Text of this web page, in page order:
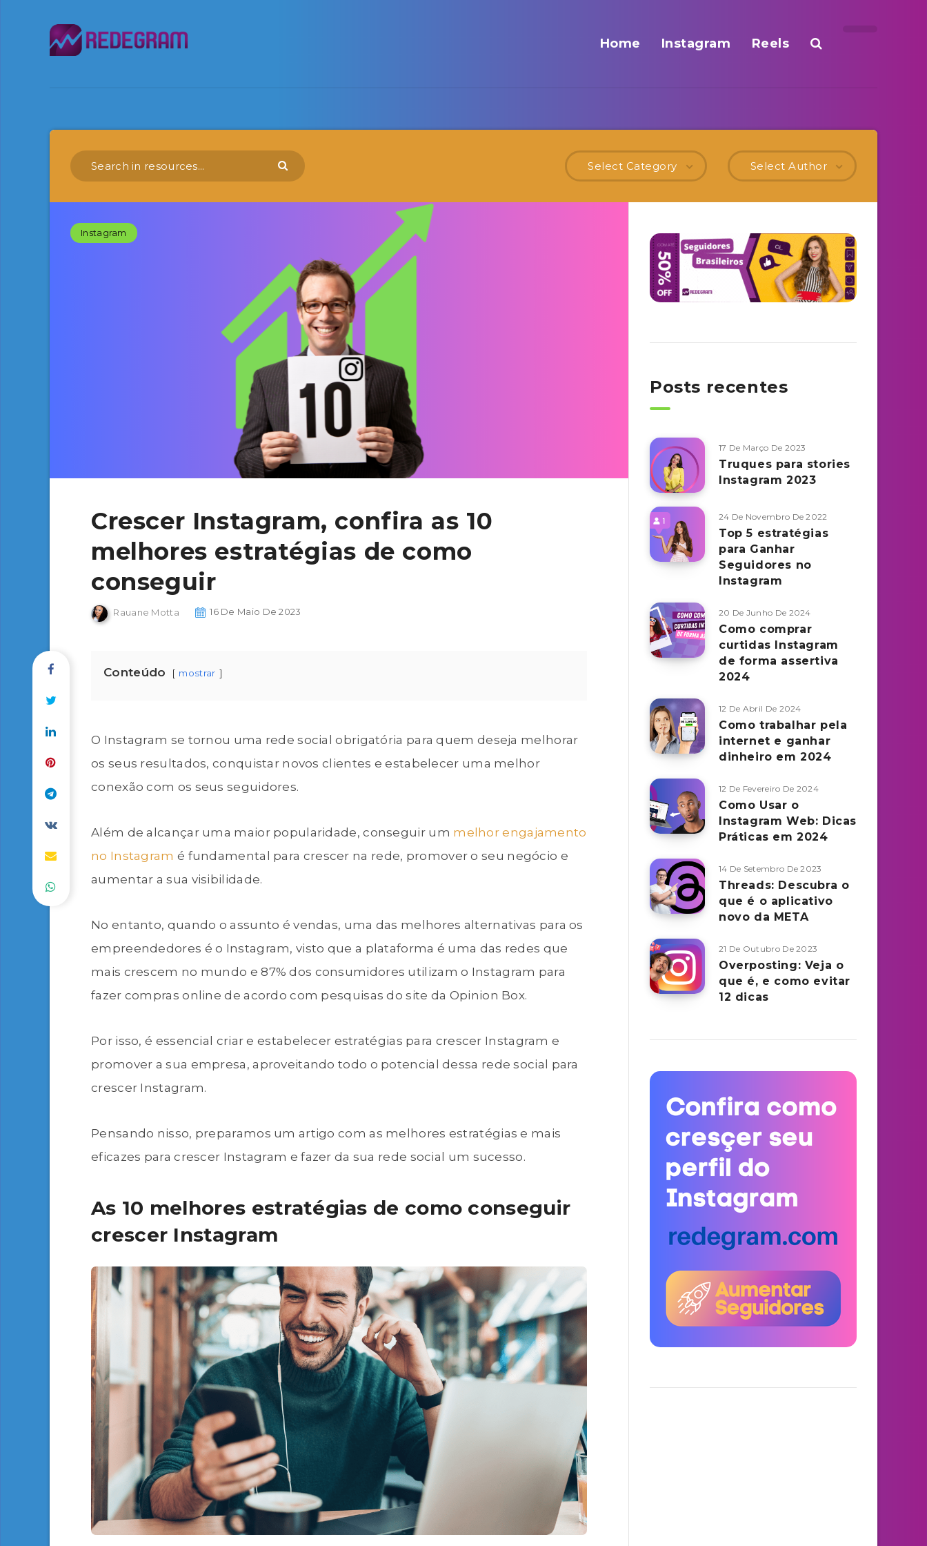
Home Instagram Reels
Select Author
Select Category
Instagram
Crescer Instagram, confira as 10
melhores estratégias de como
conseguir
Rauane Motta 16 De Maio De 2023
Conteúdo mostrar
O Instagram se tornou uma rede social obrigatória para quem deseja melhorar
os seus resultados, conquistar novos clientes e estabelecer uma melhor
conexão com os seus seguidores.
Além de alcançar uma maior popularidade, conseguir um melhor engajamento
no Instagram é fundamental para crescer na rede, promover o seu negócio e
aumentar a sua visibilidade.
No entanto, quando o assunto é vendas, uma das melhores alternativas para os
empreendedores é o Instagram, visto que a plataforma é uma das redes que
mais crescem no mundo e 87% dos consumidores utilizam o Instagram para
fazer compras online de acordo com pesquisas do site da Opinion Box.
Por isso, é essencial criar e estabelecer estratégias para crescer Instagram e
promover a sua empresa, aproveitando todo o potencial dessa rede social para
crescer Instagram.
Pensando nisso, preparamos um artigo com as melhores estratégias e mais
eficazes para crescer Instagram e fazer da sua rede social um sucesso.
As 10 melhores estratégias de como conseguir
crescer Instagram
Posts recentes
17 De Março De 2023
Truques para stories
Instagram 2023
24 De Novembro De 2022
Top 5 estratégias
para Ganhar
Seguidores no
Instagram
20 De Junho De 2024
Como comprar
curtidas Instagram
de forma assertiva
2024
12 De Abril De 2024
Como trabalhar pela
internet e ganhar
dinheiro em 2024
12 De Fevereiro De 2024
Como Usar o
Instagram Web: Dicas
Práticas em 2024
14 De Setembro De 2023
Threads: Descubra o
que é o aplicativo
novo da META
21 De Outubro De 2023
Overposting: Veja o
que é, e como evitar
12 dicas